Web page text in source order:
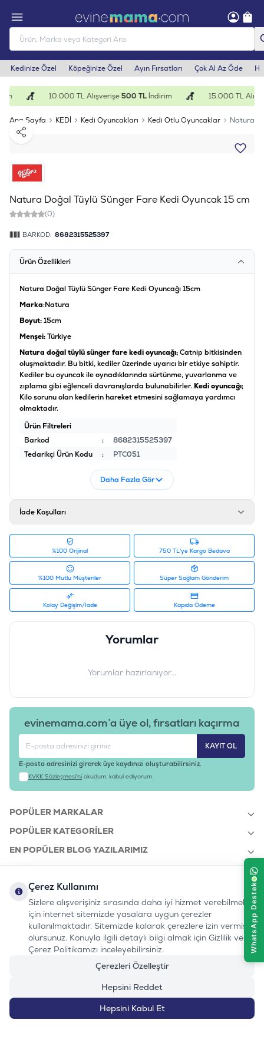
Kedinize Özel Köpeğinize Özel Ayın Fırsatları Çok Al Az Öde
10.000 TL Alışverişe500 TLİndirim 15.000 TL
Ana Sayfa KEDİ Kedi Oyuncakları Kedi Otlu Oyuncaklar
Natura
Paylaş
Natura Doğal Tüylü Sünger Fare Kedi Oyuncak 15 cm
(0)
BARKOD: 8682315525397
Ürün Özellikleri
Natura Doğal Tüylü Sünger Fare Kedi Oyuncağı 15cm
Marka:Natura
Boyut:15cm
Menşei:Türkiye
Natura doğal tüylü sünger fare kedi oyuncağı;Catnip bitkisinden
oluşmaktadır. Bu bitki, kediler üzerinde uyarıcı bir etkiye sahiptir.
Kediler bu oyuncak ile oynadıklarında sürtünme, yuvarlanma ve
zıplama gibi eğlenceli davranışlarda bulunabilirler. Kedi oyuncağı;
Kilo sorunu olan kedilerin hareket etmesini sağlamaya yardımcı
olmaktadır.
Ürün Filtreleri
Barkod
:
8682315525397
Tedarikçi Ürün Kodu
: PTC051
Daha Fazla Gör
İade Koşulları
%100 Orijinal 750 TL'ye Kargo Bedava
%100 Mutlu Müşteriler Süper Sağlam Gönderim
Kolay Değişim/İade Kapıda Ödeme
Yorumlar
Yorumlar hazırlanıyor...
evinemama.com’a üye ol, fırsatları kaçırma
KAYIT OL
E-posta adresinizi girerek üye kaydınızı oluşturabilirsiniz.
KVKK Sözleşmesi'ni okudum, kabul ediyorum.
POPÜLER MARKALAR
POPÜLER KATEGORILER
EN POPÜLER BLOG YAZILARIMIZ
KURUMSAL
bizi takip edin:
Instagram
Youtube
TiktokFacebook
Linkedin
www.evinemama.com
0232 7000 212
%100 MUTLU
MÜŞTERI HATTI
Çerez Kullanımı
Sizlere alışverişiniz sırasında daha iyi hizmet verebilmek
için internet sitemizde yasalara uygun çerezler
kullanılmaktadır. Sitemizde kalarak çerezlere izin vermiş
olursunuz. Konuyla ilgili detaylı bilgi almak için Gizlilik ve
Çerez Politikamızı inceleyebilirsiniz.
Çerezleri Özelleştir
Hepsini Reddet
Hepsini Kabul Et